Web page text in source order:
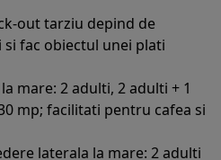
out tarziu depind de
fac obiectul unei plati
mare: 2 adulti, 2 adulti + 1
mp; facilitati pentru cafea si
laterala la mare: 2 adulti